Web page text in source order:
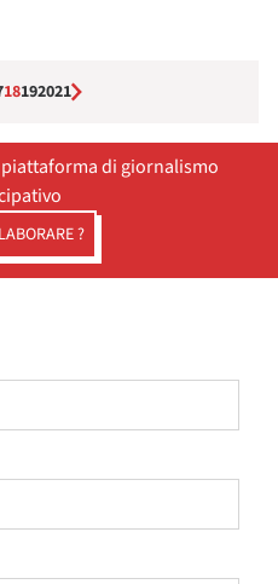
18192021
di giornalismo
?